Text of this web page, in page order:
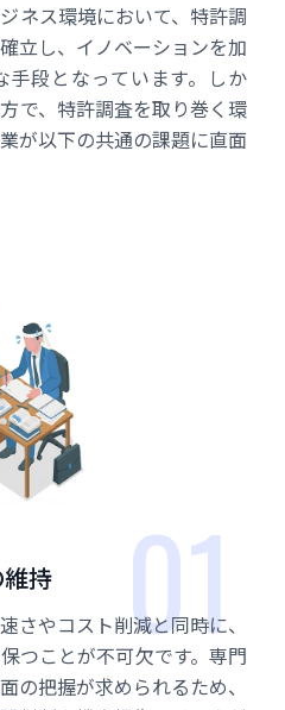
ネス環境において、特許調
立し、イノベーションを加
段となっています。しか
で、特許調査を取り巻く環
が以下の共通の課題に直面
01
維持
さやコスト削減と同時に、
つことが不可欠です。専門
の把握が求められるため、